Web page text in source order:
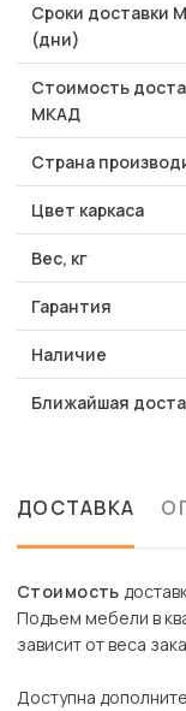
Сроки доставки
(дни)
Стоимость
МКАД
Страна
Цвет каркаса
Вес, кг
Гарантия
Наличие
Ближайшая
ДОСТАВКА
Стоимость
Подъем мебели в
зависит от веса
Доступна